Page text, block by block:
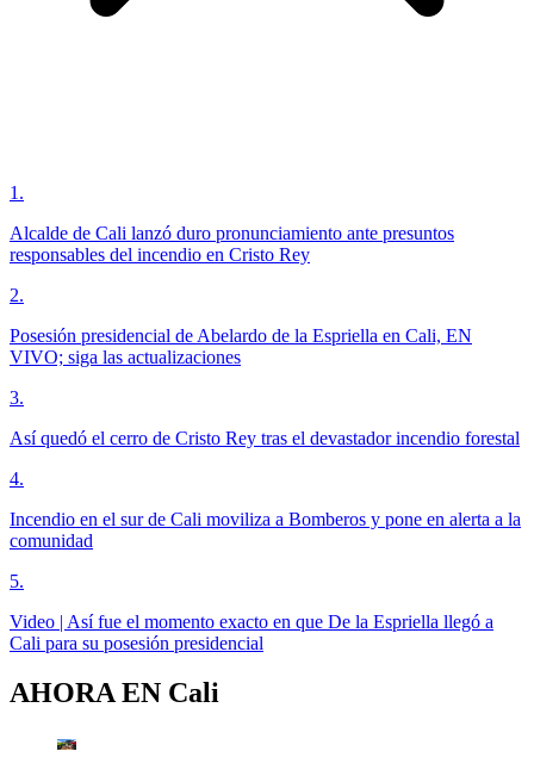
1 .
Alcalde de Cali lanzó duro pronunciamiento ante presuntos
responsables del incendio en Cristo Rey
2.
Posesión presidencial de Abelardo de la Espriella en Cali, EN
VIVO; siga las actualizaciones
3.
Así quedó el cerro de Cristo Rey tras el devastador incendio forestal
4.
Incendio en el sur de Cali moviliza a Bomberos y pone en alerta a la
comunidad
5.
Video | Así fue el momento exacto en que De la Espriella llegó a
Cali para su posesión presidencial
AHORA EN Cali